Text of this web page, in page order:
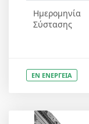
Ημερομηνία
Σύστασης
ΕΝ ΕΝΕΡΓΕΙΑ